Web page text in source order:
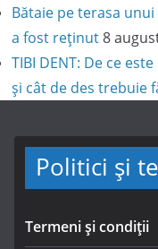
Bătaie pe terasa
a fost reținut 8
TIBI DENT: De ce
și cât de des trebuie
Politici și
Termeni și condiții